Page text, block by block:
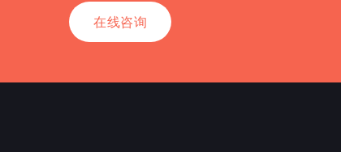
在线咨询